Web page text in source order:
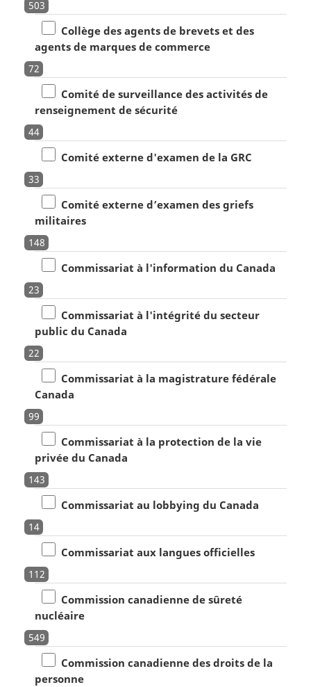
503
Collège des agents de brevets et des
agents de marques de commerce
72
Comité de surveillance des activités de
renseignement de sécurité
44
Comité externe d'examen de la GRC
33
Comité externe d’examen des griefs
militaires
148
Commissariat à l'information du Canada
23
Commissariat à l'intégrité du secteur
public du Canada
22
Commissariat à la magistrature fédérale
Canada
99
Commissariat à la protection de la vie
privée du Canada
143
Commissariat au lobbying du Canada
14
Commissariat aux langues officielles
112
Commission canadienne de sûreté
nucléaire
549
Commission canadienne des droits de la
personne